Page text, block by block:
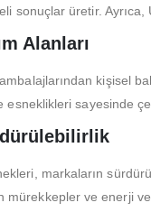
sonuçlar üretir. Ayrıca,
Alanları
kişisel
esneklikleri sayesinde
markaların
ve enerji